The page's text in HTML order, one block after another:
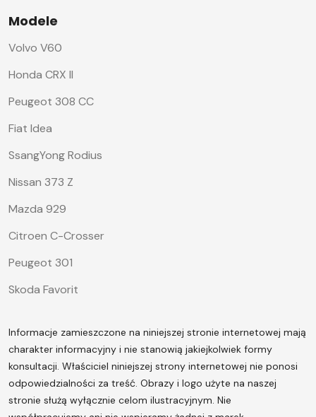
Modele
Volvo V60
Honda CRX II
Peugeot 308 CC
Fiat Idea
SsangYong Rodius
Nissan 373 Z
Mazda 929
Citroen C-Crosser
Peugeot 301
Skoda Favorit
Informacje zamieszczone na niniejszej stronie internetowej mają
charakter informacyjny i nie stanowią jakiejkolwiek formy
konsultacji. Właściciel niniejszej strony internetowej nie ponosi
odpowiedzialności za treść. Obrazy i logo użyte na naszej
stronie służą wyłącznie celom ilustracyjnym. Nie